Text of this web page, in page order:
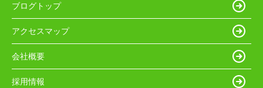
ブログトップ
アクセスマップ
会社概要
採用情報